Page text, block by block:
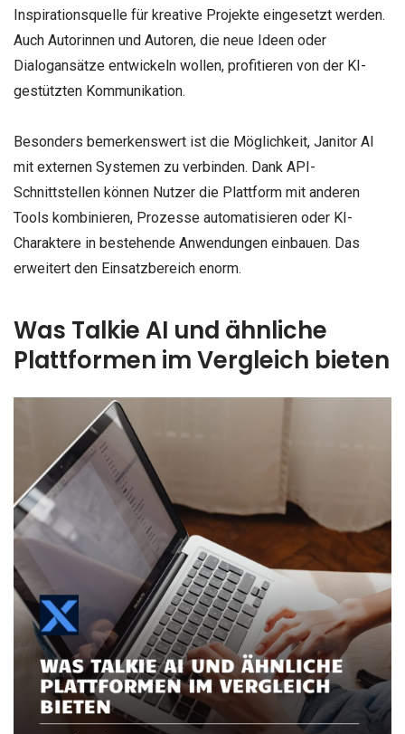
Inspirationsquelle für kreative Projekte eingesetzt werden.
Auch Autorinnen und Autoren, die neue Ideen oder
Dialogansätze entwickeln wollen, profitieren von der KI-
gestützten Kommunikation.
Besonders bemerkenswert ist die Möglichkeit, Janitor AI
mit externen Systemen zu verbinden. Dank API-
Schnittstellen können Nutzer die Plattform mit anderen
Tools kombinieren, Prozesse automatisieren oder KI-
Charaktere in bestehende Anwendungen einbauen. Das
erweitert den Einsatzbereich enorm.
Was Talkie AI und ähnliche
Plattformen im Vergleich bieten